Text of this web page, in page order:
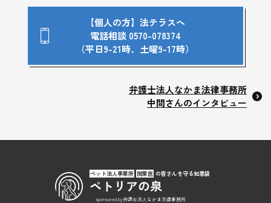
【個人の方】法テラスへ
電話相談 0570-078374
（平日9-21時、土曜9-17時）
弁護士法人なかま法律事務所
中間さんのインタビュー
ペット法人事業所 開業医 の皆さんを守る知恵袋
ペトリアの泉
sponsored by弁護士法人なかま法律事務所